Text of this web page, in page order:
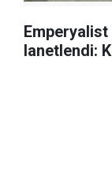
lanetlendi: